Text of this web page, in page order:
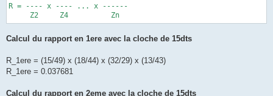
R = ---- x ---- ... x ------
Calcul du rapport en 1ere avec la cloche de 15dts
R_1ere = (15/49) x (18/44) x (32/29) x (13/43)
R_1ere = 0.037681
Calcul du rapport en 2eme avec la cloche de 15dts